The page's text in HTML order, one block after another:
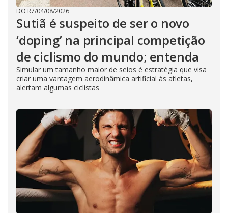
DO R7/04/08/2026
Sutiã é suspeito de ser o novo
‘doping’ na principal competição
de ciclismo do mundo; entenda
Simular um tamanho maior de seios é estratégia que visa
criar uma vantagem aerodinâmica artificial às atletas,
alertam algumas ciclistas